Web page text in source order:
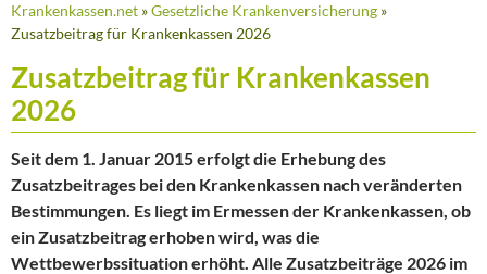
SPRINGEN
Krankenkassen.net »Gesetzliche Krankenversicherung »
Zusatzbeitrag für Krankenkassen 2026
Zusatzbeitrag für Krankenkassen
2026
Seit dem 1. Januar 2015 erfolgt die Erhebung des
Zusatzbeitrages bei den Krankenkassen nach veränderten
Bestimmungen. Es liegt im Ermessen der Krankenkassen, ob
ein Zusatzbeitrag erhoben wird, was die
Wettbewerbssituation erhöht. Alle Zusatzbeiträge 2026 im